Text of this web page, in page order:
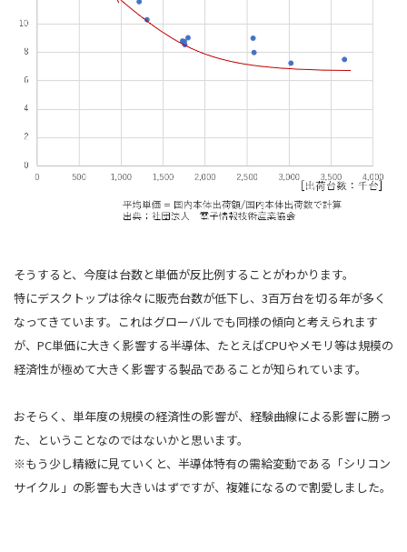
そうすると、今度は台数と単価が反比例することがわかります。
特にデスクトップは徐々に販売台数が低下し、3百万台を切る年が多く
なってきています。これはグローバルでも同様の傾向と考えられます
が、PC単価に大きく影響する半導体、たとえばCPUやメモリ等は規模の
経済性が極めて大きく影響する製品であることが知られています。
おそらく、単年度の規模の経済性の影響が、経験曲線による影響に勝っ
た、ということなのではないかと思います。
※もう少し精緻に見ていくと、半導体特有の需給変動である「シリコン
サイクル」の影響も大きいはずですが、複雑になるので割愛しました。